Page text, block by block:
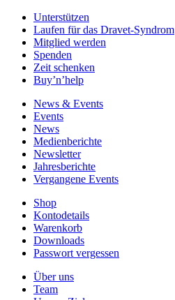
Unterstützen
Laufen für das Dravet-Syndrom
Mitglied werden
Spenden
Zeit schenken
Buy’n’help
News & Events
Events
News
Medienberichte
Newsletter
Jahresberichte
Vergangene Events
Shop
Kontodetails
Warenkorb
Downloads
Passwort vergessen
Über uns
Team